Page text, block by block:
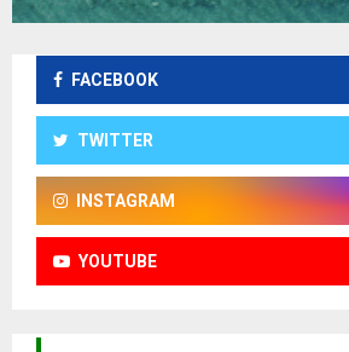
FACEBOOK
TWITTER
INSTAGRAM
YOUTUBE